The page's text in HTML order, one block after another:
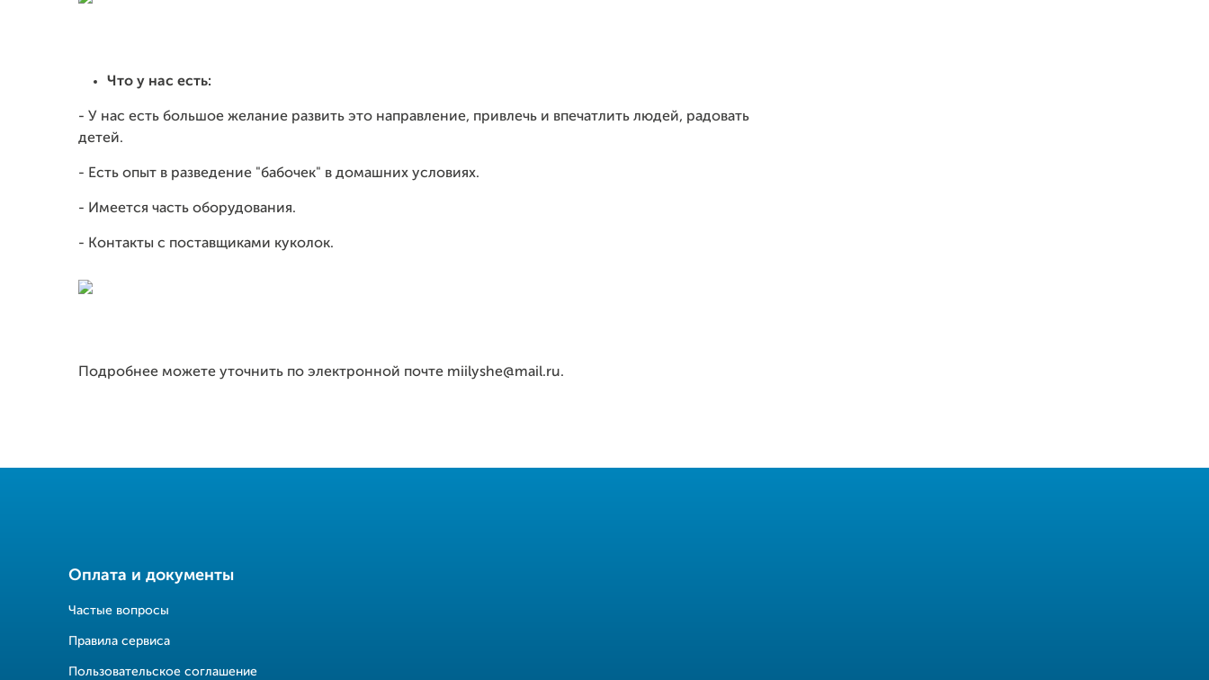
Что у нас есть:
- У нас есть большое желание развить это направление, привлечь и впечатлить людей, радовать
детей.
- Есть опыт в разведение "бабочек" в домашних условиях.
- Имеется часть оборудования.
- Контакты с поставщиками куколок.
Подробнее можете уточнить по электронной почте miilyshe@mail.ru.
Оплата и документы
Частые вопросы
Правила сервиса
Пользовательское соглашение